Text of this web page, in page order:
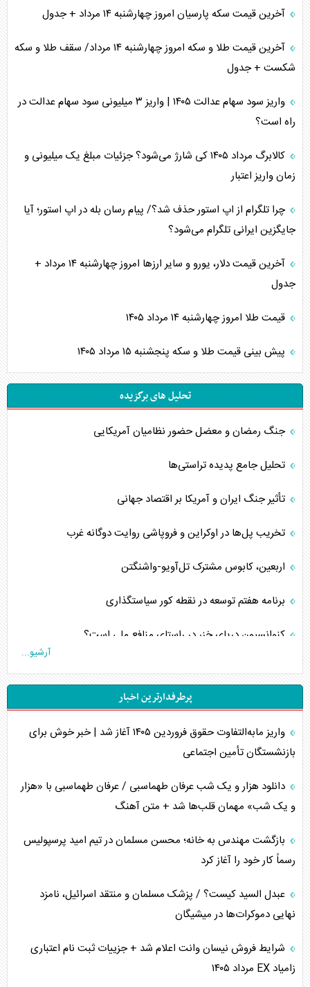
آخرین قیمت سکه پارسیان امروز چهارشنبه ۱۴ مرداد + جدول
آخرین قیمت طلا و سکه امروز چهارشنبه ۱۴ مرداد/ سقف طلا و سکه
شکست + جدول
واریز سود سهام عدالت ۱۴۰۵ | واریز ۳ میلیونی سود سهام عدالت در
راه است؟
کالابرگ مرداد ۱۴۰۵ کی شارژ می‌شود؟ جزئیات مبلغ یک میلیونی و
زمان واریز اعتبار
چرا تلگرام از اپ استور حذف شد؟/ پیام رسان بله در اپ استور؛ آیا
جایگزین ایرانی تلگرام می‌شود؟
آخرین قیمت دلار، یورو و سایر ارز‌ها امروز چهارشنبه ۱۴ مرداد +
جدول
قیمت طلا امروز چهارشنبه ۱۴ مرداد ۱۴۰۵
پیش بینی قیمت طلا و سکه پنجشنبه ۱۵ مرداد ۱۴۰۵
تحلیل های برگزیده
جنگ رمضان و معضل حضور نظامیان آمریکایی
تحلیل جامع پدیده تراستی‌ها
تأثیر جنگ ایران و آمریکا بر اقتصاد جهانی
تخریب پل‌ها در اوکراین و فروپاشی روایت دوگانه غرب
اربعین، کابوس مشترک تل‌آویو-واشنگتن
برنامه هفتم توسعه در نقطه کور سیاستگذاری
کنوانسیون دریای خزر در راستای منافع ملی است؟
اهمیت راهبردی اردن برای آمریکا
پیام، ظرفیت بالفعل‌نشده تجارت ایران
ترامپ و توهم خلع سلاح حماس
چرا کویت به دنبال شریک امنیتی جدید است؟
اعتراف غرب به قدرت ایران در تثبیت معادلات
خطای راهبردی ترامپ مقابل برزیل
متن و حاشیه سفر نتانیاهو به آمریکا
نقش راهبردی ایران در دیپلماسی غذایی جهان
آرشیو...
پرطرفدارترین اخبار
واریز مابه‌التفاوت حقوق فروردین ۱۴۰۵ آغاز شد | خبر خوش برای
بازنشستگان تأمین اجتماعی
دانلود هزار و یک شب عرفان طهماسبی / عرفان طهماسبی با «هزار
و یک شب» مهمان قلب‌ها شد + متن آهنگ
بازگشت مهندس به خانه؛ محسن مسلمان در تیم امید پرسپولیس
رسماً کار خود را آغاز کرد
عبدل السید کیست؟ / پزشک مسلمان و منتقد اسرائیل، نامزد
نهایی دموکرات‌ها در میشیگان
شرایط فروش نیسان وانت اعلام شد + جزییات ثبت نام اعتباری
زامیاد EX مرداد ۱۴۰۵